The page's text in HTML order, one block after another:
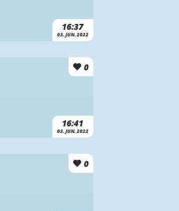
16:37
03. JUN. 2022
0
16:41
03. JUN. 2022
0